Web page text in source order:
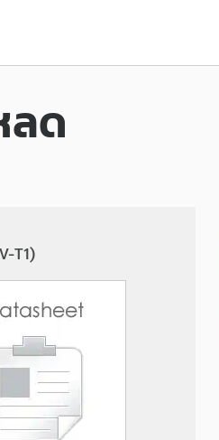
ลด
T1)